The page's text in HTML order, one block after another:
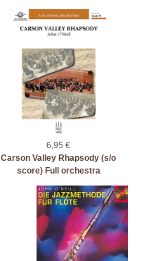
6,95 €
Carson Valley Rhapsody (s/o
score) Full orchestra